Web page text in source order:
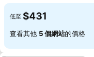
低至 $431
查看其他 5 個網站的價格